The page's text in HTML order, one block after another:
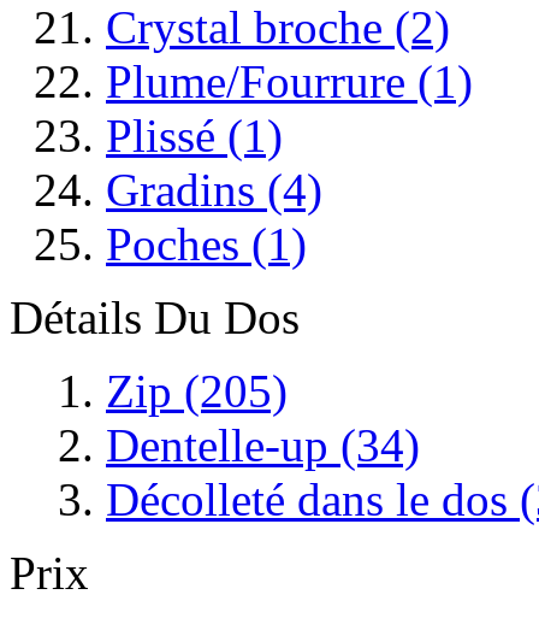
Crystal broche (2)
Plume/Fourrure (1)
Plissé (1)
Gradins (4)
Poches (1)
Détails Du Dos
Zip (205)
Dentelle-up (34)
Décolleté dans le dos
Prix